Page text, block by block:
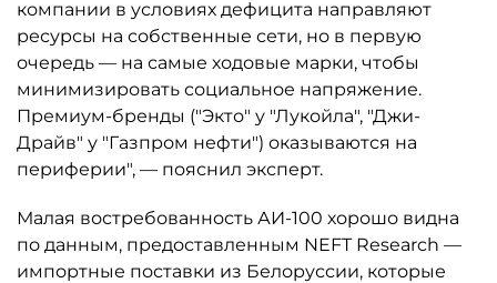
компании в условиях дефицита направляют
ресурсы на собственные сети, но в первую
очередь — на самые ходовые марки, чтобы
минимизировать социальное напряжение.
Премиум-бренды ("Экто" у "Лукойла", "Джи-
Драйв" у "Газпром нефти") оказываются на
периферии", — пояснил эксперт.
Малая востребованность АИ-100 хорошо видна
по данным, предоставленным NEFT Research —
импортные поставки из Белоруссии, которые